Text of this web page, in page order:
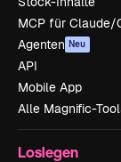
MCP für Claude/
Agenten Neu
API
Mobile App
Alle Magnific-
Loslegen